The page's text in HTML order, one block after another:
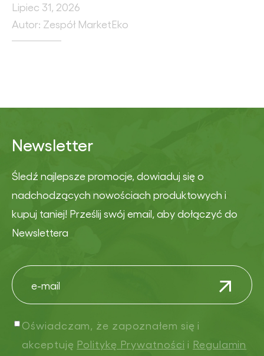
Lipiec 31, 2026
Autor: Zespół MarketEko
Newsletter
Śledź najlepsze promocje, dowiaduj się o
nadchodzących nowościach produktowych i
kupuj taniej! Prześlij swój email, aby dołączyć do
Newslettera
Oświadczam, że zapoznałem się i
akceptuję Politykę Prywatności i Regulamin